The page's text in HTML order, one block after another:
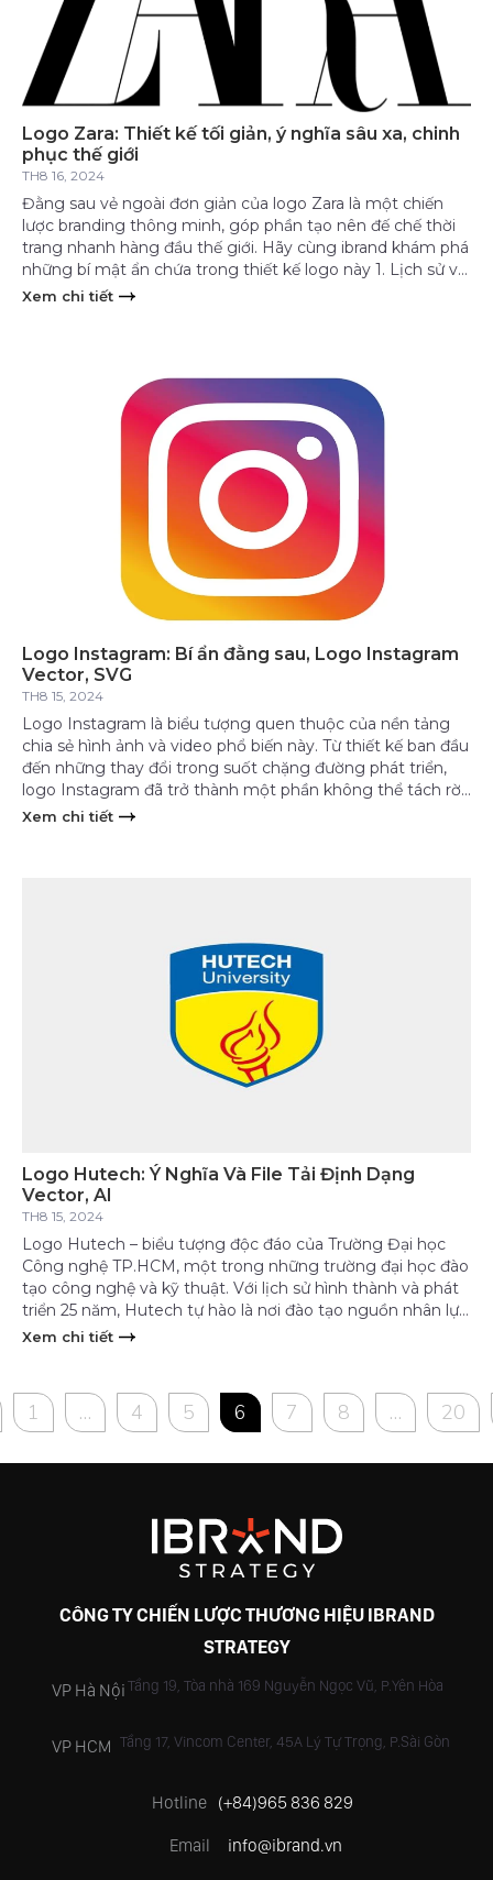
Logo Zara: Thiết kế tối giản, ý nghĩa sâu xa, chinh
phục thế giới
TH8 16, 2024
Đằng sau vẻ ngoài đơn giản của logo Zara là một chiến
lược branding thông minh, góp phần tạo nên đế chế thời
trang nhanh hàng đầu thế giới. Hãy cùng ibrand khám phá
những bí mật ẩn chứa trong thiết kế logo này 1. Lịch sử và
nguồn gốc logo Zara Logo Zara, một […]
Xem chi tiết
Logo Instagram: Bí ẩn đằng sau, Logo Instagram
Vector, SVG
TH8 15, 2024
Logo Instagram là biểu tượng quen thuộc của nền tảng
chia sẻ hình ảnh và video phổ biến này. Từ thiết kế ban đầu
đến những thay đổi trong suốt chặng đường phát triển,
logo Instagram đã trở thành một phần không thể tách rời
của thương hiệu. Cùng tìm hiểu sâu hơn về lịch […]
Xem chi tiết
Logo Hutech: Ý Nghĩa Và File Tải Định Dạng
Vector, AI
TH8 15, 2024
Logo Hutech – biểu tượng độc đáo của Trường Đại học
Công nghệ TP.HCM, một trong những trường đại học đào
tạo công nghệ và kỹ thuật. Với lịch sử hình thành và phát
triển 25 năm, Hutech tự hào là nơi đào tạo nguồn nhân lực
chất lượng cao, góp phần tạo nên những […]
Xem chi tiết
1 … 4 5 6 7 8 … 20
CÔNG TY CHIẾN LƯỢC THƯƠNG HIỆU IBRAND
STRATEGY
VP Hà NộiTầng 19, Tòa nhà 169 Nguyễn Ngọc Vũ, P.Yên Hòa
VP HCM Tầng 17, Vincom Center, 45A Lý Tự Trọng, P.Sài Gòn
Hotline (+84)965 836 829
Email info@ibrand.vn